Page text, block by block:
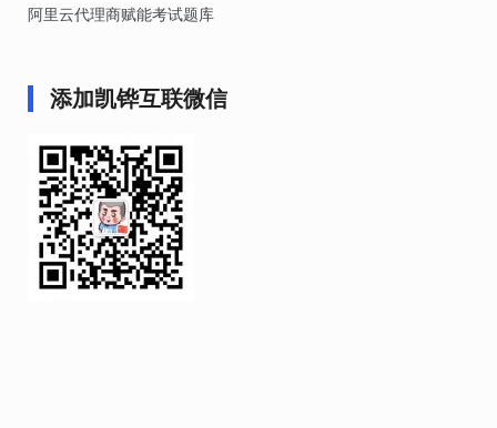
阿里云代理商赋能考试题库
添加凯铧互联微信